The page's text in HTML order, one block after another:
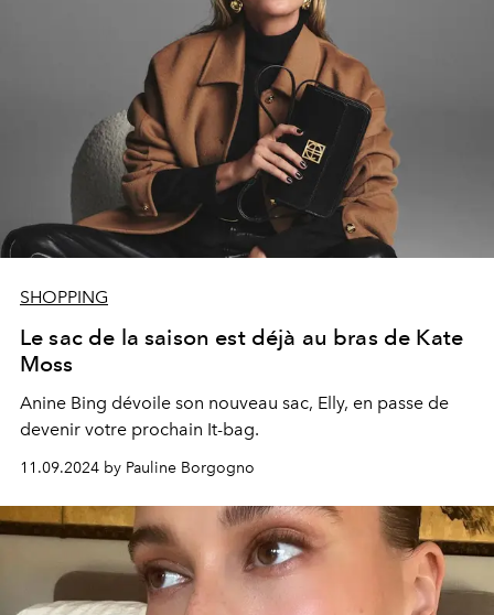
SHOPPING
Le sac de la saison est déjà au bras de Kate
Moss
Anine Bing dévoile son nouveau sac, Elly, en passe de
devenir votre prochain It-bag.
11.09.2024 by Pauline Borgogno